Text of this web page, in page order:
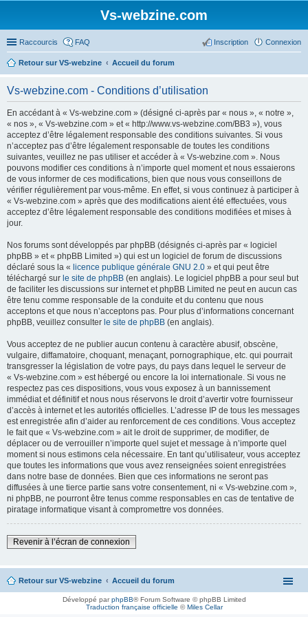
Vs-webzine.com
Raccourcis FAQ Connexion
Inscription
Retour sur VS-webzine Accueil du forum
Vs-webzine.com - Conditions d’utilisation
En accédant à « Vs-webzine.com » (désigné ci-après par « nous », « notre »,
« nos », « Vs-webzine.com » et « http://www.vs-webzine.com/BB3 »), vous
acceptez d’être légalement responsable des conditions suivantes. Si vous
n’acceptez pas d’être légalement responsable de toutes les conditions
suivantes, veuillez ne pas utiliser et accéder à « Vs-webzine.com ». Nous
pouvons modifier ces conditions à n’importe quel moment et nous essaierons
de vous informer de ces modifications, bien que nous vous conseillons de
vérifier régulièrement par vous-même. En effet, si vous continuez à participer à
« Vs-webzine.com » après que des modifications aient été effectuées, vous
acceptez d’être légalement responsable des conditions modifiées et mises à
jour.
Nos forums sont développés par phpBB (désignés ci-après par « logiciel
phpBB » et « phpBB Limited ») qui est un logiciel de forum de discussions
déclaré sous la « licence publique générale GNU 2.0 » et qui peut être
téléchargé sur le site de phpBB (en anglais). Le logiciel phpBB a pour seul but
de faciliter les discussions sur internet et phpBB Limited ne peut en aucun cas
être tenu comme responsable de la conduite et du contenu que nous
acceptons et que nous n’acceptons pas. Pour plus d’informations concernant
phpBB, veuillez consulter le site de phpBB (en anglais).
Vous acceptez de ne publier aucun contenu à caractère abusif, obscène,
vulgaire, diffamatoire, choquant, menaçant, pornographique, etc. qui pourrait
transgresser la législation de votre pays, du pays dans lequel le serveur de
« Vs-webzine.com » est hébergé ou encore la loi internationale. Si vous ne
respectez pas ces dispositions, vous vous exposez à un bannissement
immédiat et définitif et nous nous réservons le droit d’avertir votre fournisseur
d’accès à internet et les autorités officielles. L’adresse IP de tous les messages
est enregistrée afin d’aider au renforcement de ces conditions. Vous acceptez
le fait que « Vs-webzine.com » ait le droit de supprimer, de modifier, de
déplacer ou de verrouiller n’importe quel sujet et message à n’importe quel
moment si nous estimons cela nécessaire. En tant qu’utilisateur, vous acceptez
que toutes les informations que vous avez renseignées soient enregistrées
dans notre base de données. Bien que ces informations ne seront pas
diffusées à une tierce partie sans votre consentement, ni « Vs-webzine.com »,
ni phpBB, ne pourront être tenus comme responsables en cas de tentative de
piratage informatique visant à compromettre vos données.
Revenir à l’écran de connexion
Retour sur VS-webzine Accueil du forum
Développé parphpBB® Forum Software © phpBB Limited
Traduction française officielle ©Miles Cellar